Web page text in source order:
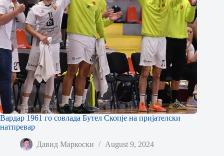
Вардар 1961 го совлада Бутел Скопје на пријателски
натпревар
Давид Маркоски August 9, 2024